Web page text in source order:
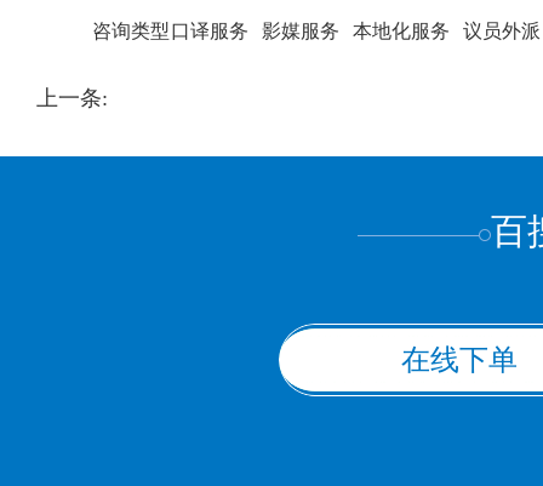
咨询类型口译服务 影媒服务 本地化服务 议员外派
上一条:
百
在线下单